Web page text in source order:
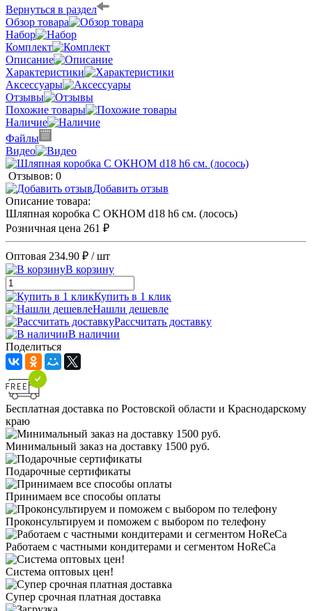
Вернуться в раздел
Обзор товара
Набор
Комплект
Описание
Характеристики
Аксессуары
Отзывы
Похожие товары
Наличие
Файлы
Видео
Отзывов: 0
Добавить отзыв
Описание товара:
Шляпная коробка С ОКНОМ d18 h6 см. (лосось)
Розничная цена 261 ₽
Оптовая 234.90 ₽ / шт
В корзину
Купить в 1 клик
Нашли дешевле
Рассчитать доставку
В наличии
Поделиться
Бесплатная доставка по Ростовской области и Краснодарскому
краю
Минимальный заказ на доставку 1500 руб.
Подарочные сертификаты
Принимаем все способы оплаты
Проконсультируем и поможем с выбором по телефону
Работаем с частными кондитерами и сегментом HoReCa
Система оптовых цен!
Супер срочная платная доставка